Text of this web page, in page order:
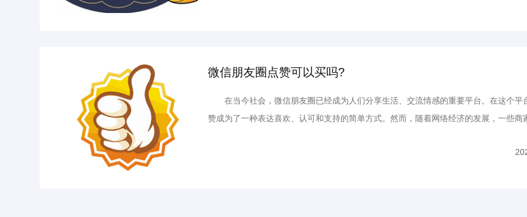
微信朋友圈点赞可以买吗?
在当今社会，微信朋友圈已经成为人们分享生活、交流情感的重要平台。在这个平
赞成为了一种表达喜欢、认可和支持的简单方式。然而，随着网络经济的发展，一些商